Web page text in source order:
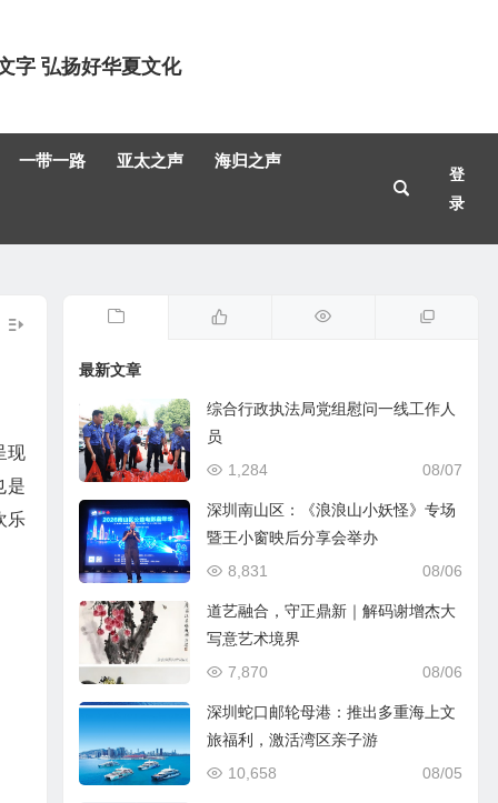
字 弘扬好华夏文化
一带一路 亚太之声 海归之声
登
录
现
是
乐
最新文章
综合行政执法局党组慰问一线工作人
员
08/07
1,284
深圳南山区：《浪浪山小妖怪》专场
暨王小窗映后分享会举办
08/06
8,831
道艺融合，守正鼎新｜解码谢增杰大
写意艺术境界
08/06
7,870
深圳蛇口邮轮母港：推出多重海上文
旅福利，激活湾区亲子游
08/05
10,658